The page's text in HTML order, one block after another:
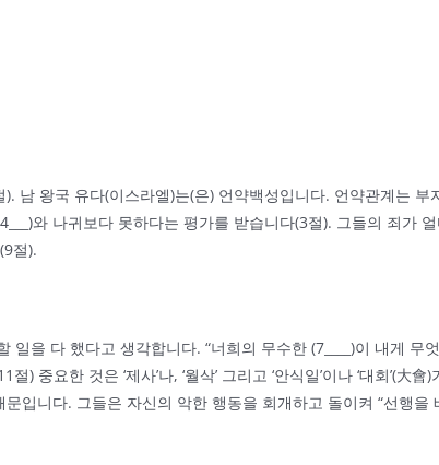
남 왕국 유다(이스라엘)는(은) 언약백성입니다. 언약관계는 부
와 나귀보다 못하다는 평가를 받습니다(3절). 그들의 죄가
절).
을 다 했다고 생각합니다. “너희의 무수한 (7____)이 내게 무
중요한 것은 ‘제사’나, ‘월삭’ 그리고 ‘안식일’이나 ‘대회’(大
니다. 그들은 자신의 악한 행동을 회개하고 돌이켜 “선행을